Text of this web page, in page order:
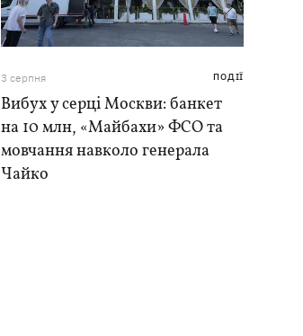
3 серпня ПОДІЇ
Вибух у серці Москви: банкет
на 10 млн, «Майбахи» ФСО та
мовчання навколо генерала
Чайко